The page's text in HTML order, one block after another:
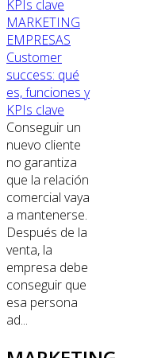
MARKETING
EMPRESAS
Customer
success: qué
es, funciones y
KPIs clave
Conseguir un
nuevo cliente
no garantiza
que la relación
comercial vaya
a mantenerse.
Después de la
venta, la
empresa debe
conseguir que
esa persona
ad...